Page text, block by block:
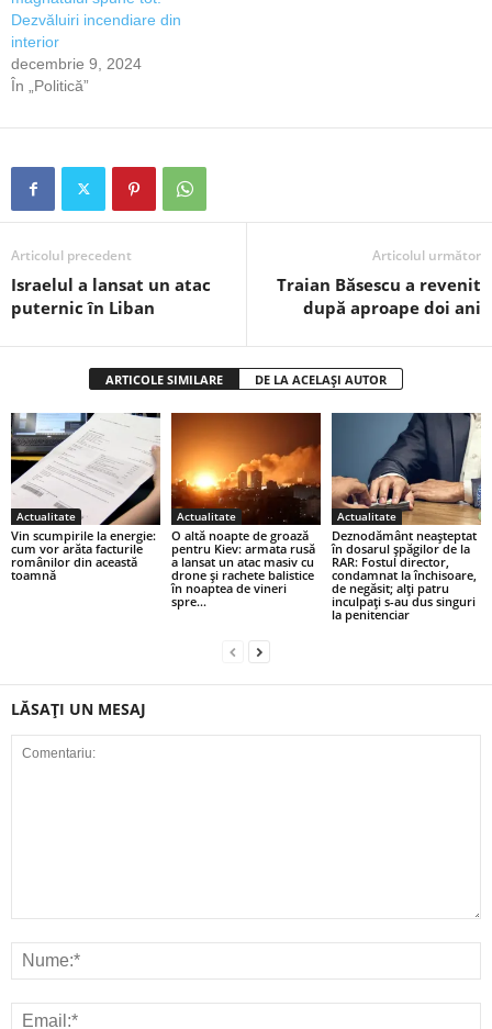
Dezvăluiri incendiare din
interior
decembrie 9, 2024
În „Politică”
Articolul precedent
Israelul a lansat un atac
puternic în Liban
Articolul următor
Traian Băsescu a revenit
după aproape doi ani
ARTICOLE SIMILARE DE LA ACELAȘI AUTOR
Actualitate
Vin scumpirile la energie:
cum vor arăta facturile
românilor din această
toamnă
Actualitate
O altă noapte de groază
pentru Kiev: armata rusă
a lansat un atac masiv cu
drone și rachete balistice
în noaptea de vineri
spre...
Actualitate
Deznodământ neașteptat
în dosarul șpăgilor de la
RAR: Fostul director,
condamnat la închisoare,
de negăsit; alți patru
inculpați s-au dus singuri
la penitenciar
LĂSAȚI UN MESAJ